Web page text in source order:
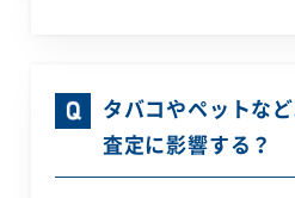
タバコやペットな
査定に影響する？